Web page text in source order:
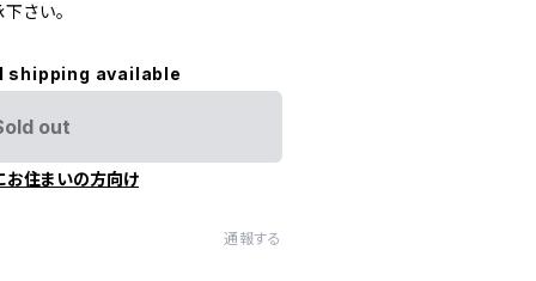
さい。
shipping available
out
お住まいの方向け
通報する